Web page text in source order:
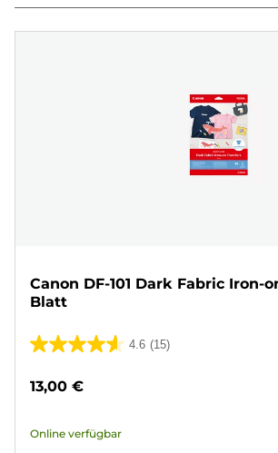
Canon DF-101 Dark Fabric Iron-
Blatt
4.6 (15)
4.6
5
15
13,00 €
Online verfügbar